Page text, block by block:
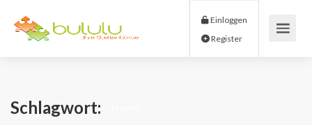
Einloggen
Schlagwort: